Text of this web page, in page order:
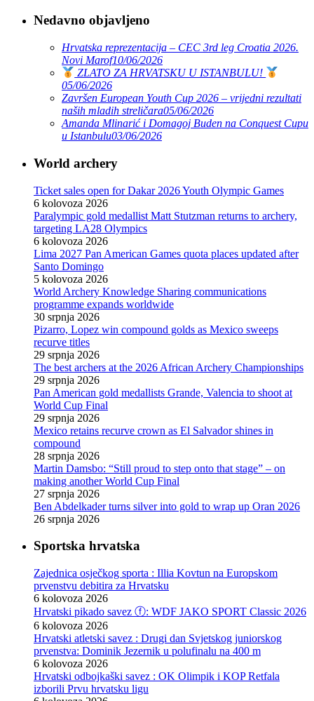
Nedavno objavljeno
Hrvatska reprezentacija – CEC 3rd leg Croatia 2026.
Novi Marof10/06/2026
ZLATO ZA HRVATSKU U ISTANBULU!
05/06/2026
Završen European Youth Cup 2026 – vrijedni rezultati
naših mladih streličara05/06/2026
Amanda Mlinarić i Domagoj Buden na Conquest Cupu
u Istanbulu03/06/2026
World archery
Ticket sales open for Dakar 2026 Youth Olympic Games
6 kolovoza 2026
Paralympic gold medallist Matt Stutzman returns to archery,
targeting LA28 Olympics
6 kolovoza 2026
Lima 2027 Pan American Games quota places updated after
Santo Domingo
5 kolovoza 2026
World Archery Knowledge Sharing communications
programme expands worldwide
30 srpnja 2026
Pizarro, Lopez win compound golds as Mexico sweeps
recurve titles
29 srpnja 2026
The best archers at the 2026 African Archery Championships
29 srpnja 2026
Pan American gold medallists Grande, Valencia to shoot at
World Cup Final
29 srpnja 2026
Mexico retains recurve crown as El Salvador shines in
compound
28 srpnja 2026
Martin Damsbo: “Still proud to step onto that stage” – on
making another World Cup Final
27 srpnja 2026
Ben Abdelkader turns silver into gold to wrap up Oran 2026
26 srpnja 2026
Sportska hrvatska
Zajednica osječkog sporta : Illia Kovtun na Europskom
prvenstvu debitira za Hrvatsku
6 kolovoza 2026
Hrvatski pikado savez ⓕ: WDF JAKO SPORT Classic 2026
6 kolovoza 2026
Hrvatski atletski savez : Drugi dan Svjetskog juniorskog
prvenstva: Dominik Jezernik u polufinalu na 400 m
6 kolovoza 2026
Hrvatski odbojkaški savez : OK Olimpik i KOP Retfala
izborili Prvu hrvatsku ligu